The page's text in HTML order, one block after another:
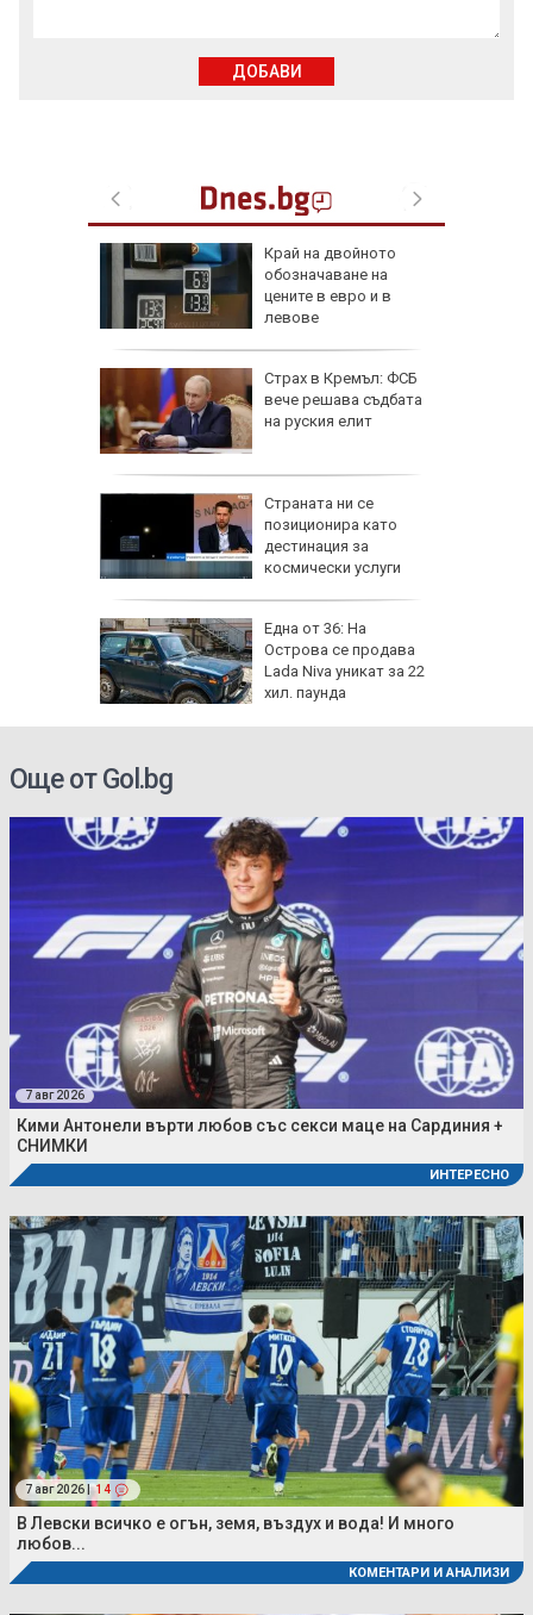
Край на двойното
обозначаване на
цените в евро и в
левове
Страх в Кремъл: ФСБ
вече решава съдбата
на руския елит
Страната ни се
позиционира като
дестинация за
космически услуги
Една от 36: На
Острова се продава
Lada Niva уникат за 22
хил. паунда
ДОБАВИ
Още от Gol.bg
7 авг 2026
Кими Антонели върти любов със секси маце на Сардиния +
СНИМКИ
ИНТЕРЕСНО
7 авг 2026 | 14
В Левски всичко е огън, земя, въздух и вода! И много
любов...
КОМЕНТАРИ И АНАЛИЗИ